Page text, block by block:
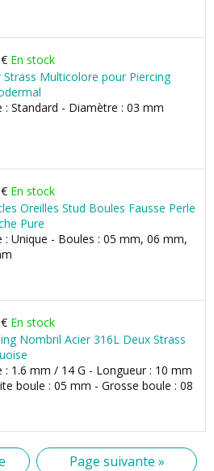
En stock
Strass Multicolore pour Piercing
: Standard - Diamètre : 03 mm
En stock
Oreilles Stud Boules Fausse Perle
Pure
: Unique - Boules : 05 mm, 06 mm,
En stock
Nombril Acier 316L Deux Strass
: 1.6 mm / 14 G - Longueur : 10 mm
boule : 05 mm - Grosse boule : 08
Page suivante »